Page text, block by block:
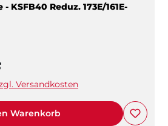
KSFB40 Reduz. 173E/161E-
Versandkosten
Warenkorb